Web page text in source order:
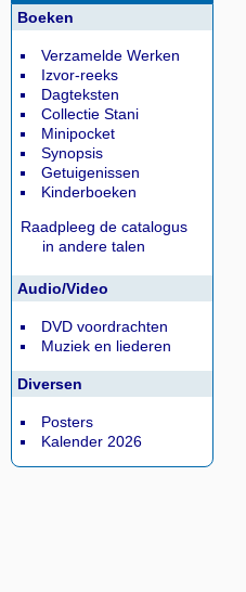
Boeken
Verzamelde Werken
Izvor-reeks
Dagteksten
Collectie Stani
Minipocket
Synopsis
Getuigenissen
Kinderboeken
Raadpleeg de catalogus
in andere talen
Audio/Video
DVD voordrachten
Muziek en liederen
Diversen
Posters
Kalender 2026